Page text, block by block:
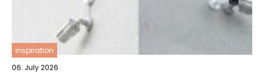
inspiration
06. July 2026